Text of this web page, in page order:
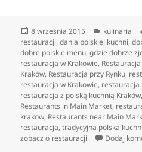
Data
publikacji
8 września 2015 Kategorie
kulinaria
restauracji,dania polskiej kuchni,
dobre polskie menu,gdzie dobrze
restauracja w Krakowie,
Kraków, Restauracja przy Rynku,
restauracja w Krakowie, restauracja
restauracja z polską kuchnią Kraków,
Restaurants in Main Market,
krakow, Restaurants near Main
restauracja,tradycyjna polska
zobacz o restauracji
Dodaj